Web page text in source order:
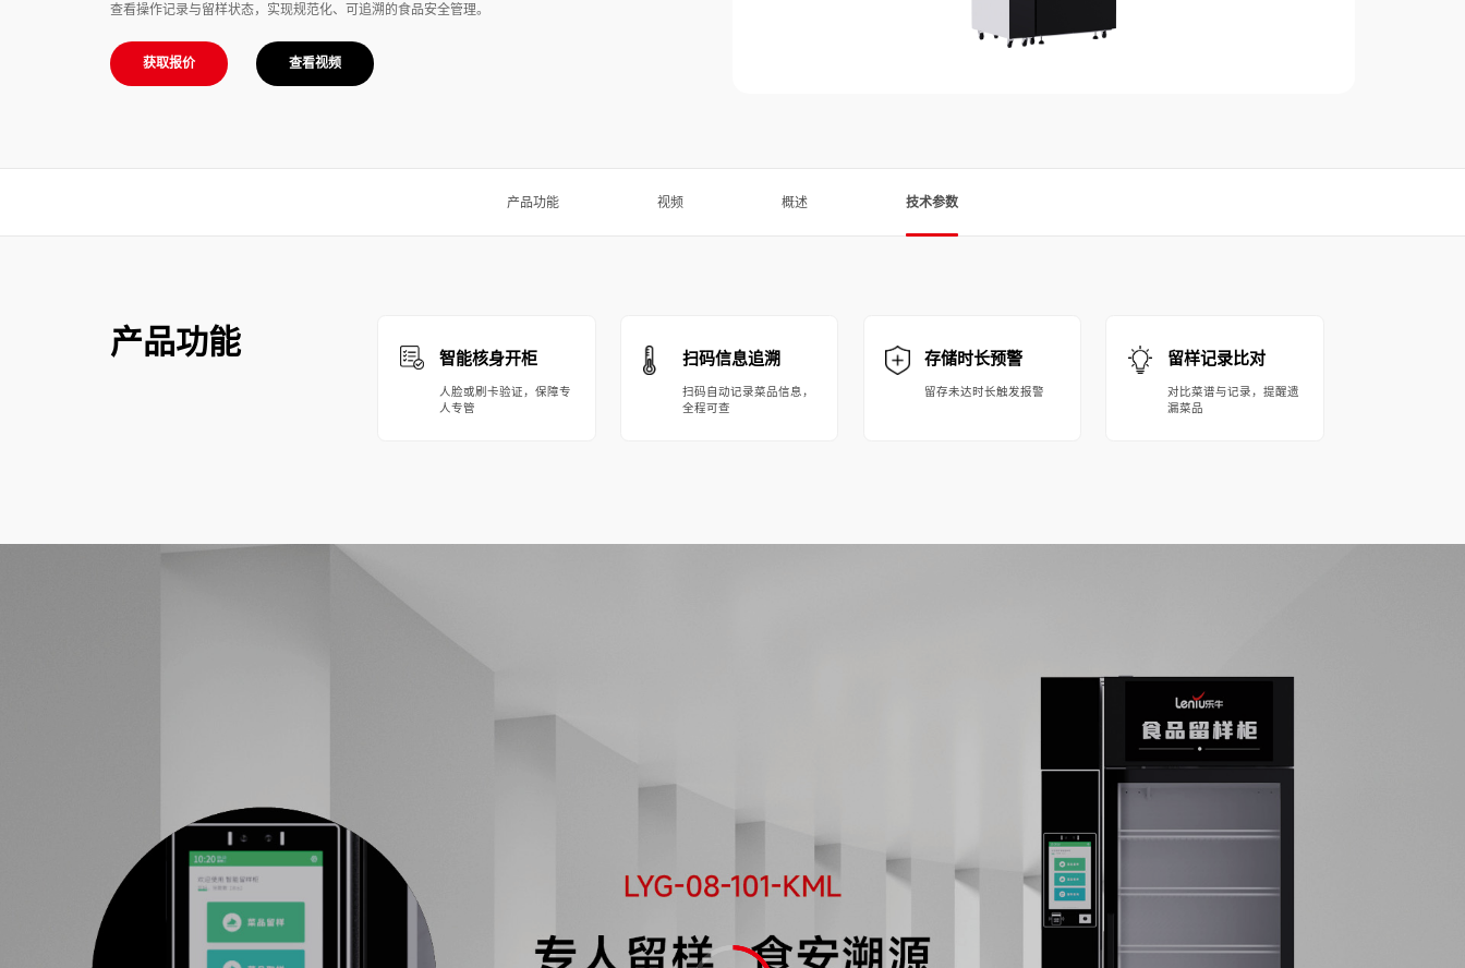
查看操作记录与留样状态，实现规范化、可追溯的食品安全管理。
获取报价 查看视频
产品功能 视频 概述 技术参数
产品功能 智能核身开柜
人脸或刷卡验证，保障专
人专管
扫码信息追溯
扫码自动记录菜品信息，
全程可查
存储时长预警
留存未达时长触发报警
留样记录比对
对比菜谱与记录，提醒遗
漏菜品